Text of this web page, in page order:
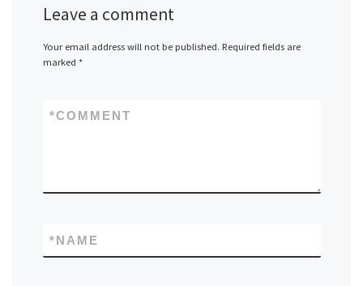
Leave a comment
Your email address will not be published. Required fields are
marked *
COMMENT
*
NAME
*